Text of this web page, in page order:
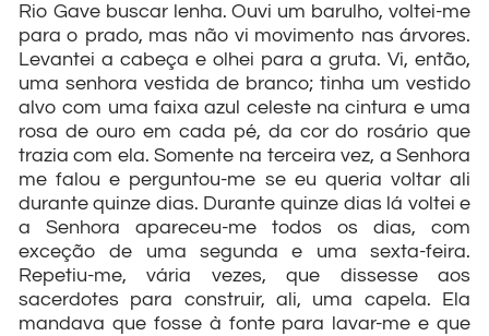
Rio Gave buscar lenha. Ouvi um barulho, voltei-me
para o prado, mas não vi movimento nas árvores.
Levantei a cabeça e olhei para a gruta. Vi, então,
uma senhora vestida de branco; tinha um vestido
alvo com uma faixa azul celeste na cintura e uma
rosa de ouro em cada pé, da cor do rosário que
trazia com ela. Somente na terceira vez, a Senhora
me falou e perguntou-me se eu queria voltar ali
durante quinze dias. Durante quinze dias lá voltei e
a Senhora apareceu-me todos os dias, com
exceção de uma segunda e uma sexta-feira.
Repetiu-me, vária vezes, que dissesse aos
sacerdotes para construir, ali, uma capela. Ela
mandava que fosse à fonte para lavar-me e que